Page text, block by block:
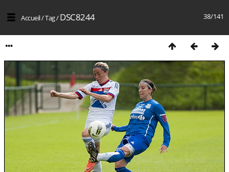
38/141
Accueil/Tag/DSC8244